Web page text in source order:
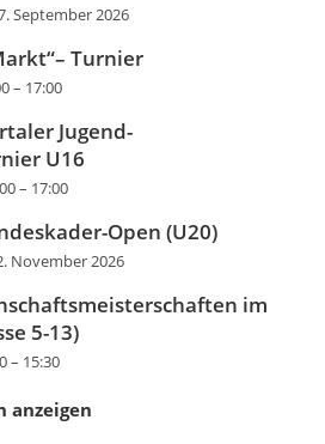
September 2026
Turnier
– 17:00
Jugend-
U16
– 17:00
Open (U20)
November 2026
im
5-13)
– 15:30
anzeigen